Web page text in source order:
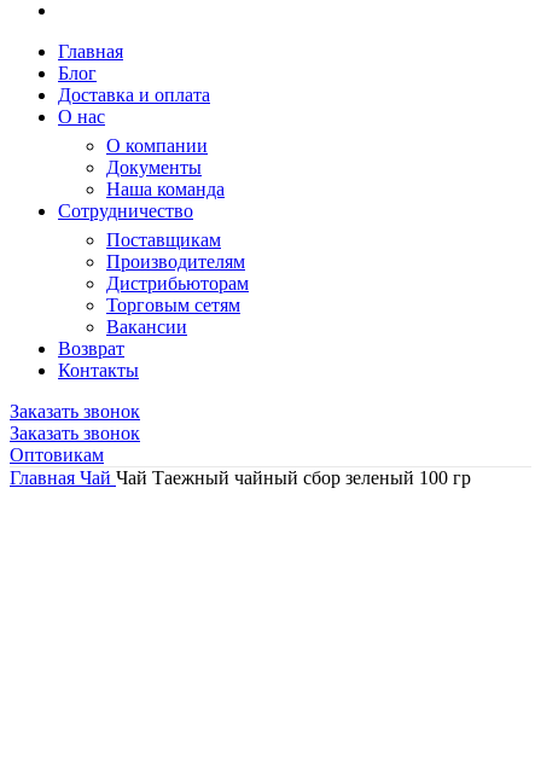
Главная
Блог
Доставка и оплата
О нас
О компании
Документы
Наша команда
Сотрудничество
Поставщикам
Производителям
Дистрибьюторам
Торговым сетям
Вакансии
Возврат
Контакты
Заказать звонок
Заказать звонок
Оптовикам
Главная Чай Чай Таежный чайный сбор зеленый 100 гр